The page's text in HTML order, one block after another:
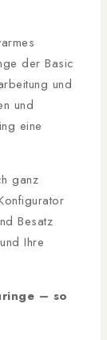
der Basic
und
und
eine
ganz
Besatz
Ihre
– so